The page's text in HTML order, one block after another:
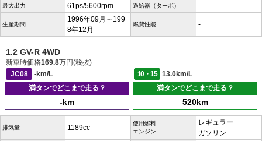
最大出力 61ps/5600rpm 過給器（ターボ） -
生産期間
1996年09月～199
8年12月
燃費性能 -
1.2 GV-R 4WD
新車時価格169.8万円(税抜)
JC08
-km/L 10・15
13.0km/L
満タンでどこまで走る？
-km
満タンでどこまで走る？
520km
排気量 1189cc
使用燃料
エンジン
レギュラー
ガソリン